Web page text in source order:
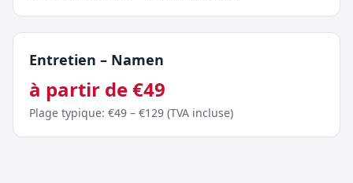
Entretien – Namen
à partir de€49
Plage typique: €49 – €129 (TVA incluse)